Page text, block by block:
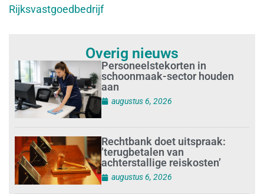
Rijksvastgoedbedrijf
Overig nieuws
Personeelstekorten in
schoonmaak-sector houden
aan
augustus 6, 2026
Rechtbank doet uitspraak:
’terugbetalen van
achterstallige reiskosten’
augustus 6, 2026